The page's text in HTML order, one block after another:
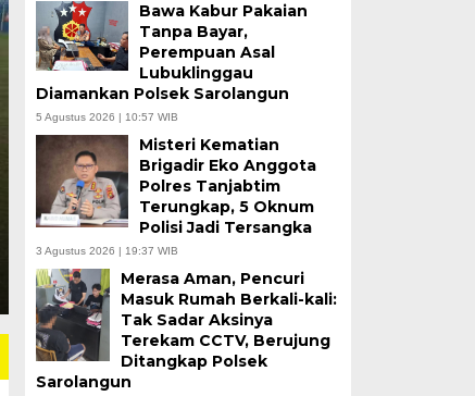
TNI
3 Hari
Tahun
Tantan
Kamis, 6 Agu 2026 - 15:33 WIB
MERANGIN – Tim SAR
terseret arus di Sungai…
Bawa Kabur Pakaian
Tanpa Bayar,
Perempuan Asal
Lubuklinggau
Diamankan Polsek Sarolangun
5 Agustus 2026 | 10:57 WIB
Misteri Kematian
Brigadir Eko Anggota
Polres Tanjabtim
Terungkap, 5 Oknum
Polisi Jadi Tersangka
3 Agustus 2026 | 19:37 WIB
Merasa Aman, Pencuri
Masuk Rumah Berkali-kali:
Tak Sadar Aksinya
Terekam CCTV, Berujung
Ditangkap Polsek
Sarolangun